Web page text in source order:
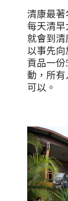
清康最著
每天清早
就會到
以事先向
貢品一份
動，所有
可以。